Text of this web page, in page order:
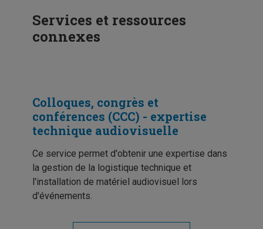
Services et ressources
connexes
Colloques, congrès et
conférences (CCC) - expertise
technique audiovisuelle
Ce service permet d'obtenir une expertise dans
la gestion de la logistique technique et
l'installation de matériel audiovisuel lors
d'événements.